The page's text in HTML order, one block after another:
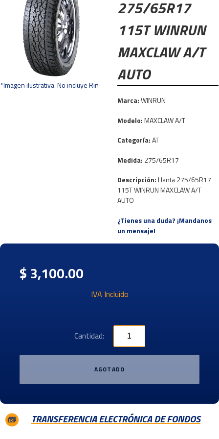
*Imagen ilustrativa. No incluye Rin
275/65R17
115T WINRUN
MAXCLAW A/T
AUTO
Marca:WINRUN
Modelo:MAXCLAW A/T
Categoría:AT
Medida: 275/65R17
Descripción:Llanta 275/65R17
115T WINRUN MAXCLAW A/T
AUTO
¿Tienes una duda? ¡Mandanos
un mensaje!
$ 3,100.00
IVA Incluido
Cantidad:
AGOTADO
TRANSFERENCIA ELECTRÓNICA DE FONDOS